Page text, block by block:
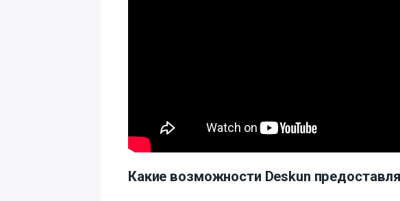
Какие возможности Deskun